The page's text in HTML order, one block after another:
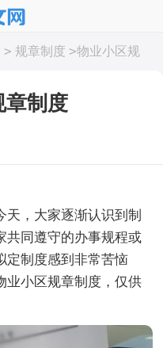
> 规章制度 >物业小区规
章制度
，大家逐渐认识到制
共同遵守的办事规程或
定制度感到非常苦恼
业小区规章制度，仅供